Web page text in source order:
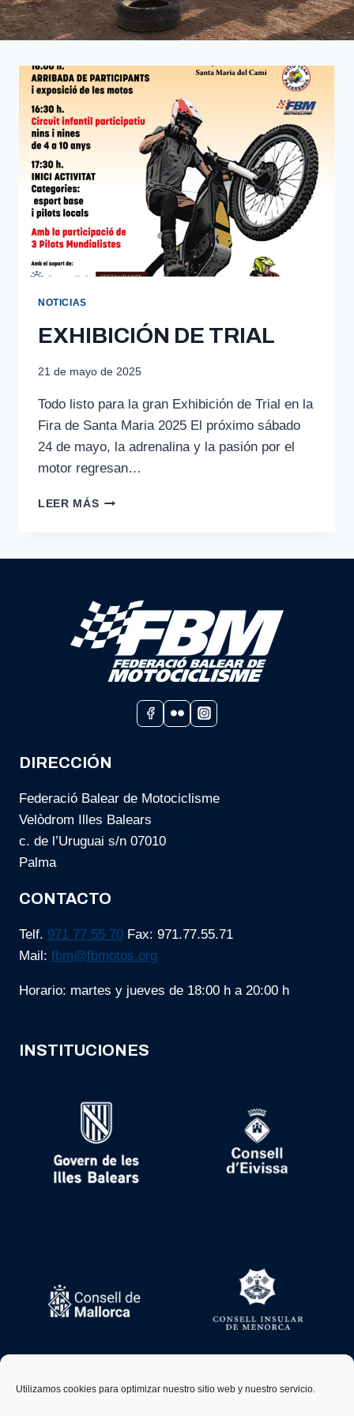
Utilizamos cookies para optimizar nuestro sitio web y nuestro servicio.
NOTICIAS
EXHIBICIÓN DE TRIAL
21 de mayo de 2025
Todo listo para la gran Exhibición de Trial en la
Fira de Santa Maria 2025 El próximo sábado
24 de mayo, la adrenalina y la pasión por el
motor regresan…
LEER MÁSEXHIBICIÓN
DIRECCIÓN
Federació Balear de Motociclisme
Velòdrom Illes Balears
c. de l’Uruguai s/n 07010
Palma
CONTACTO
Telf. 971 77 55 70 Fax: 971.77.55.71
Mail: fbm@fbmotos.org
Horario: martes y jueves de 18:00 h a 20:00 h
INSTITUCIONES